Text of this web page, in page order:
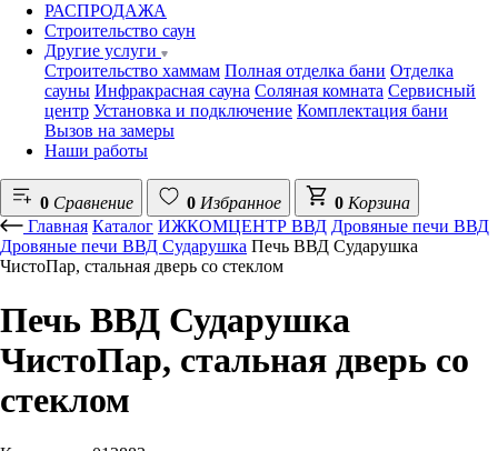
РАСПРОДАЖА
Строительство саун
Другие услуги
Строительство хаммам Полная отделка бани Отделка
сауны Инфракрасная сауна Соляная комната Сервисный
центр Установка и подключение Комплектация бани
Вызов на замеры
Наши работы
0 Сравнение 0 Избранное 0 Корзина
Главная Каталог ИЖКОМЦЕНТР ВВД Дровяные печи ВВД
Дровяные печи ВВД Сударушка Печь ВВД Сударушка
ЧистоПар, стальная дверь со стеклом
Печь ВВД Сударушка
ЧистоПар, стальная дверь со
стеклом